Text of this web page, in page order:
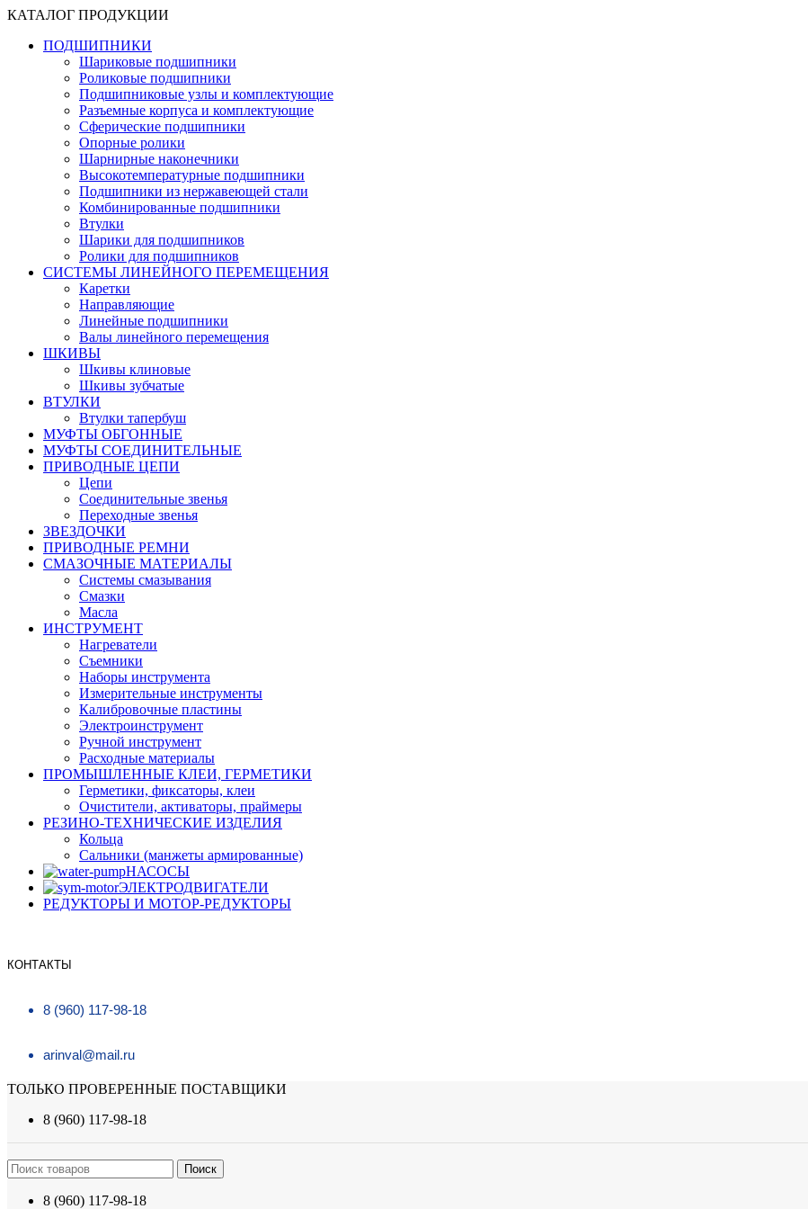
КАТАЛОГ ПРОДУКЦИИ
ПОДШИПНИКИ
Шариковые подшипники
Роликовые подшипники
Подшипниковые узлы и комплектующие
Разъемные корпуса и комплектующие
Сферические подшипники
Опорные ролики
Шарнирные наконечники
Высокотемпературные подшипники
Подшипники из нержавеющей стали
Комбинированные подшипники
Втулки
Шарики для подшипников
Ролики для подшипников
СИСТЕМЫ ЛИНЕЙНОГО ПЕРЕМЕЩЕНИЯ
Каретки
Направляющие
Линейные подшипники
Валы линейного перемещения
ШКИВЫ
Шкивы клиновые
Шкивы зубчатые
ВТУЛКИ
Втулки тапербуш
МУФТЫ ОБГОННЫЕ
МУФТЫ СОЕДИНИТЕЛЬНЫЕ
ПРИВОДНЫЕ ЦЕПИ
Цепи
Соединительные звенья
Переходные звенья
ЗВЕЗДОЧКИ
ПРИВОДНЫЕ РЕМНИ
СМАЗОЧНЫЕ МАТЕРИАЛЫ
Системы смазывания
Смазки
Масла
ИНСТРУМЕНТ
Нагреватели
Съемники
Наборы инструмента
Измерительные инструменты
Калибровочные пластины
Электроинструмент
Ручной инструмент
Расходные материалы
ПРОМЫШЛЕННЫЕ КЛЕИ, ГЕРМЕТИКИ
Герметики, фиксаторы, клеи
Очистители, активаторы, праймеры
РЕЗИНО-ТЕХНИЧЕСКИЕ ИЗДЕЛИЯ
Кольца
Сальники (манжеты армированные)
НАСОСЫ
ЭЛЕКТРОДВИГАТЕЛИ
РЕДУКТОРЫ И МОТОР-РЕДУКТОРЫ
КОНТАКТЫ
8 (960) 117-98-18
arinval@mail.ru
ТОЛЬКО ПРОВЕРЕННЫЕ ПОСТАВЩИКИ
8 (960) 117-98-18
Поиск
8 (960) 117-98-18